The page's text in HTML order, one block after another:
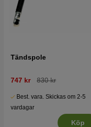
Tändspole
747 kr 830 kr
Best. vara. Skickas om 2-5
vardagar
Köp